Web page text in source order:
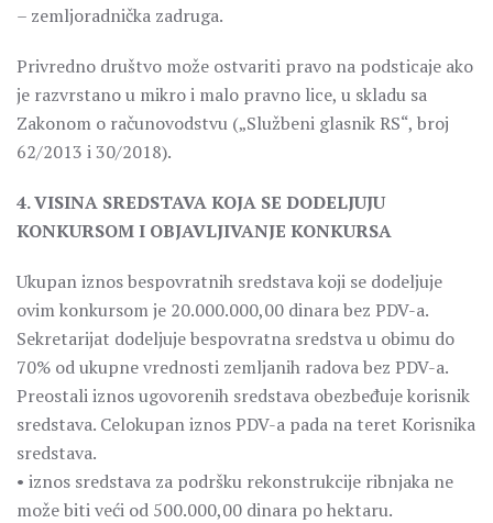
– zemljoradnička zadruga.
Privredno društvo može ostvariti pravo na podsticaje ako
je razvrstano u mikro i malo pravno lice, u skladu sa
Zakonom o računovodstvu („Službeni glasnik RS“, broj
62/2013 i 30/2018).
4. VISINA SREDSTAVA KOJA SE DODELJUJU
KONKURSOM I OBJAVLJIVANJE KONKURSA
Ukupan iznos bespovratnih sredstava koji se dodeljuje
ovim konkursom je 20.000.000,00 dinara bez PDV-a.
Sekretarijat dodeljuje bespovratna sredstva u obimu do
70% od ukupne vrednosti zemljanih radova bez PDV-a.
Preostali iznos ugovorenih sredstava obezbeđuje korisnik
sredstava. Celokupan iznos PDV-a pada na teret Korisnika
sredstava.
• iznos sredstava za podršku rekonstrukcije ribnjaka ne
može biti veći od 500.000,00 dinara po hektaru.